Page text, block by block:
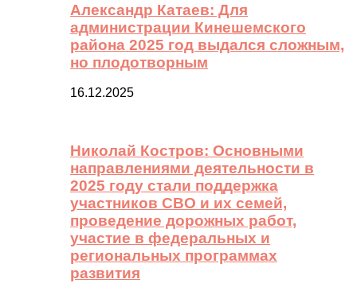
Александр Катаев: Для
администрации Кинешемского
района 2025 год выдался сложным,
но плодотворным
16.12.2025
Николай Костров: Основными
направлениями деятельности в
2025 году стали поддержка
участников СВО и их семей,
проведение дорожных работ,
участие в федеральных и
региональных программах
развития